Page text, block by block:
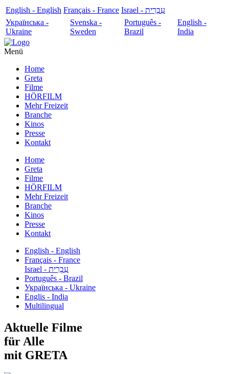
English - English Français - France
עִבְרִית - Israel
Українська -
Ukraine
Svenska -
Sweden
Português -
Brazil
English -
India
Menü
Home
Greta
Filme
HÖRFILM
Mehr Freizeit
Branche
Kinos
Presse
Kontakt
Home
Greta
Filme
HÖRFILM
Mehr Freizeit
Branche
Kinos
Presse
Kontakt
English - English
Français - France
עִבְרִית - Israel
Português - Brazil
Українська - Ukraine
Englis - India
Multilingual
Aktuelle Filme
für Alle
mit GRETA